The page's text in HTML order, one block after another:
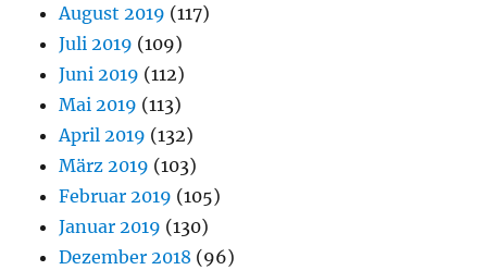
August 2019 (117)
Juli 2019 (109)
Juni 2019 (112)
Mai 2019 (113)
April 2019 (132)
März 2019 (103)
Februar 2019 (105)
Januar 2019 (130)
Dezember 2018 (96)